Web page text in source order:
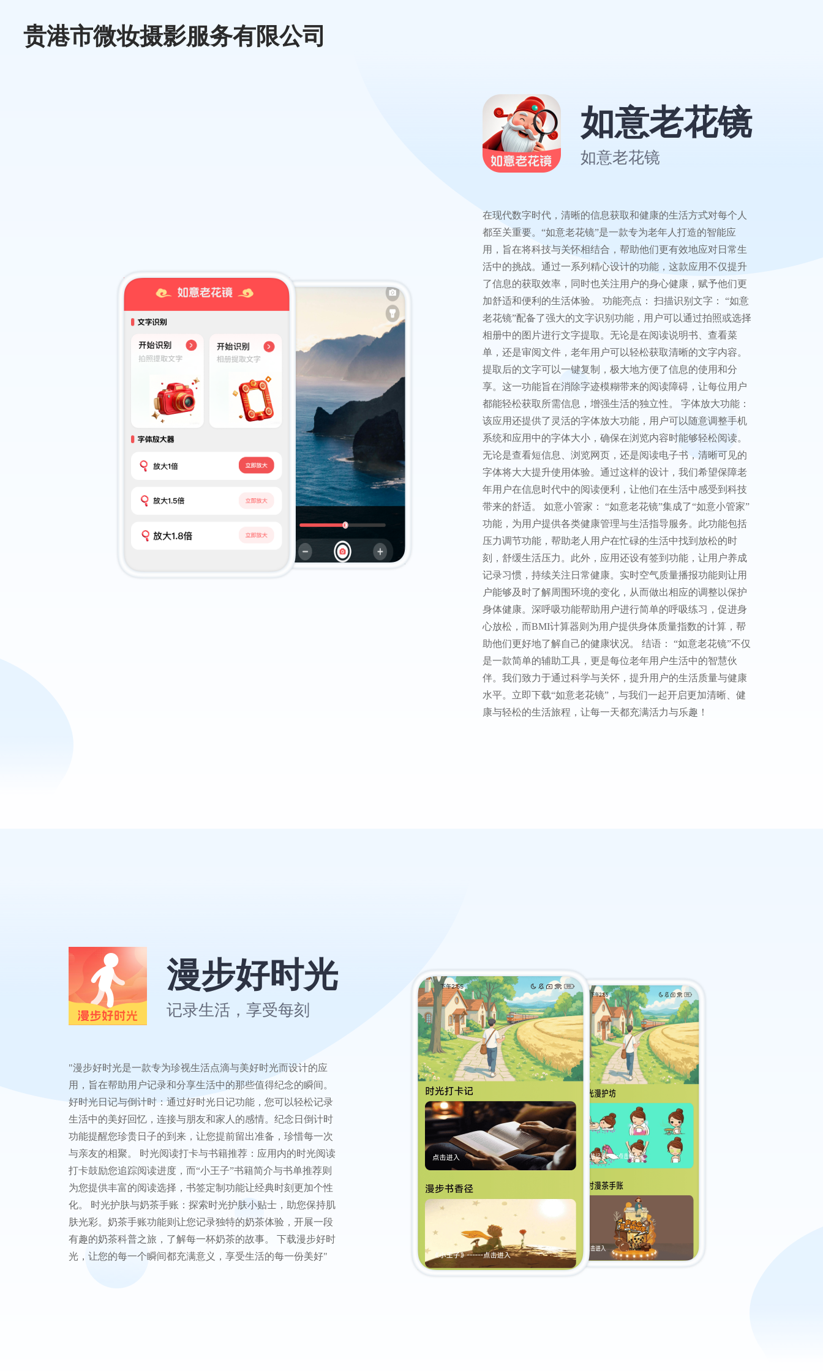
贵港市微妆摄影服务有限公司
如意老花镜
如意老花镜
在现代数字时代，清晰的信息获取和健康的生活方式对每个人
都至关重要。“如意老花镜”是一款专为老年人打造的智能应
用，旨在将科技与关怀相结合，帮助他们更有效地应对日常生
活中的挑战。通过一系列精心设计的功能，这款应用不仅提升
了信息的获取效率，同时也关注用户的身心健康，赋予他们更
加舒适和便利的生活体验。 功能亮点： 扫描识别文字： “如意
老花镜”配备了强大的文字识别功能，用户可以通过拍照或选择
相册中的图片进行文字提取。无论是在阅读说明书、查看菜
单，还是审阅文件，老年用户可以轻松获取清晰的文字内容。
提取后的文字可以一键复制，极大地方便了信息的使用和分
享。这一功能旨在消除字迹模糊带来的阅读障碍，让每位用户
都能轻松获取所需信息，增强生活的独立性。 字体放大功能：
该应用还提供了灵活的字体放大功能，用户可以随意调整手机
系统和应用中的字体大小，确保在浏览内容时能够轻松阅读。
无论是查看短信息、浏览网页，还是阅读电子书，清晰可见的
字体将大大提升使用体验。通过这样的设计，我们希望保障老
年用户在信息时代中的阅读便利，让他们在生活中感受到科技
带来的舒适。 如意小管家： “如意老花镜”集成了“如意小管家”
功能，为用户提供各类健康管理与生活指导服务。此功能包括
压力调节功能，帮助老人用户在忙碌的生活中找到放松的时
刻，舒缓生活压力。此外，应用还设有签到功能，让用户养成
记录习惯，持续关注日常健康。实时空气质量播报功能则让用
户能够及时了解周围环境的变化，从而做出相应的调整以保护
身体健康。深呼吸功能帮助用户进行简单的呼吸练习，促进身
心放松，而BMI计算器则为用户提供身体质量指数的计算，帮
助他们更好地了解自己的健康状况。 结语： “如意老花镜”不仅
是一款简单的辅助工具，更是每位老年用户生活中的智慧伙
伴。我们致力于通过科学与关怀，提升用户的生活质量与健康
水平。立即下载“如意老花镜”，与我们一起开启更加清晰、健
康与轻松的生活旅程，让每一天都充满活力与乐趣！
漫步好时光
记录生活，享受每刻
"漫步好时光是一款专为珍视生活点滴与美好时光而设计的应
用，旨在帮助用户记录和分享生活中的那些值得纪念的瞬间。
好时光日记与倒计时：通过好时光日记功能，您可以轻松记录
生活中的美好回忆，连接与朋友和家人的感情。纪念日倒计时
功能提醒您珍贵日子的到来，让您提前留出准备，珍惜每一次
与亲友的相聚。 时光阅读打卡与书籍推荐：应用内的时光阅读
打卡鼓励您追踪阅读进度，而“小王子”书籍简介与书单推荐则
为您提供丰富的阅读选择，书签定制功能让经典时刻更加个性
化。 时光护肤与奶茶手账：探索时光护肤小贴士，助您保持肌
肤光彩。奶茶手账功能则让您记录独特的奶茶体验，开展一段
有趣的奶茶科普之旅，了解每一杯奶茶的故事。 下载漫步好时
光，让您的每一个瞬间都充满意义，享受生活的每一份美好"